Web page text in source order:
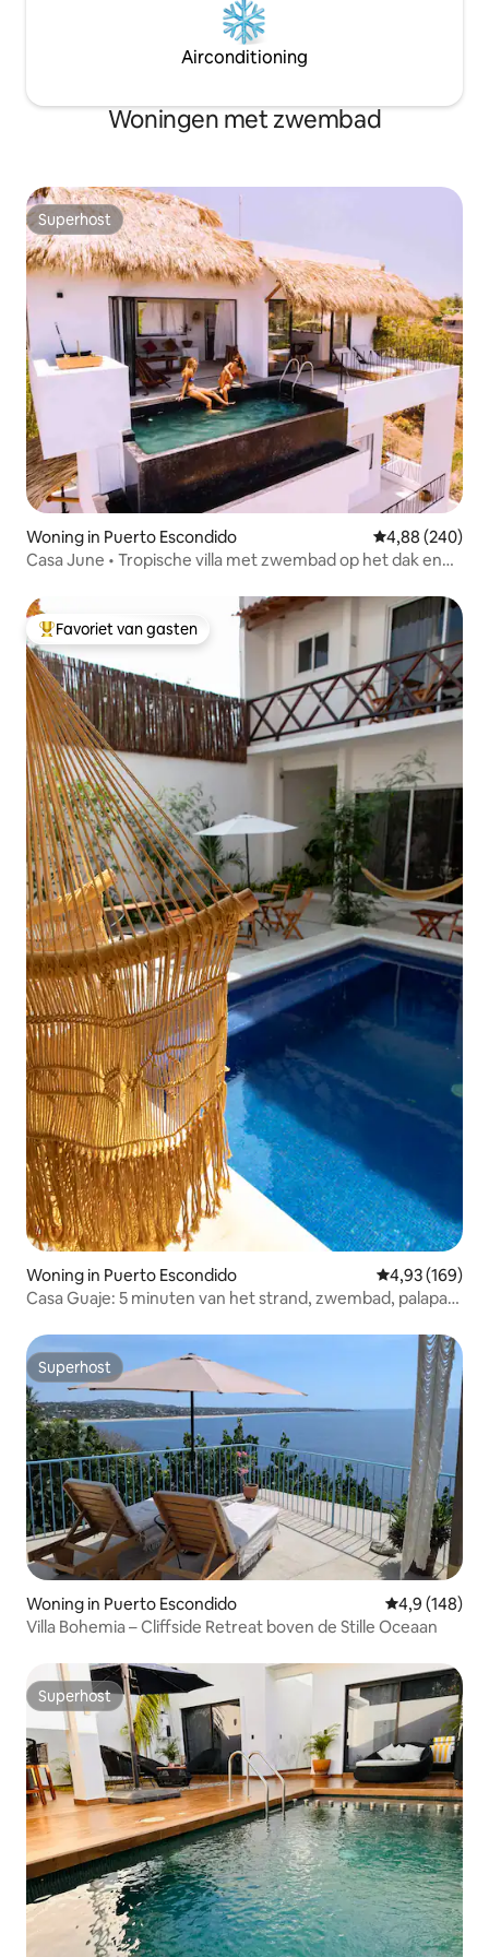
Airconditioning
Woningen met zwembad
Superhost
Superhost
Woning in Puerto Escondido Gemiddelde
4,88 (240)
Casa June • Tropische villa met zwembad op het dak en
Topfavoriet van gasten
Favoriet van gasten
Woning in Puerto Escondido Gemiddelde
4,93 (169)
Casa Guaje: 5 minuten van het strand, zwembad, palapa
Superhost
Superhost
Woning in Puerto Escondido Gemiddelde
4,9 (148)
Villa Bohemia – Cliffside Retreat boven de Stille Oceaan
Superhost
Superhost